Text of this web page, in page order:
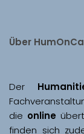
Über
Der
die online
finden sich